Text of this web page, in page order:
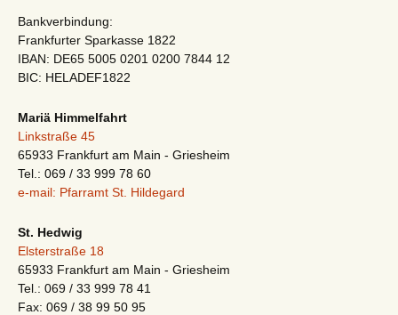
Bankverbindung:
Frankfurter Sparkasse 1822
IBAN: DE65 5005 0201 0200 7844 12
BIC: HELADEF1822
Mariä Himmelfahrt
Linkstraße 45
65933 Frankfurt am Main - Griesheim
Tel.: 069 / 33 999 78 60
e-mail: Pfarramt St. Hildegard
St. Hedwig
Elsterstraße 18
65933 Frankfurt am Main - Griesheim
Tel.: 069 / 33 999 78 41
Fax: 069 / 38 99 50 95